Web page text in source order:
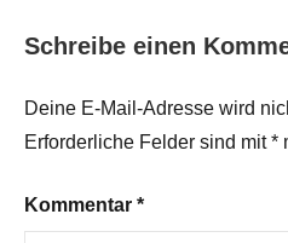
Schreibe einen
Deine E-Mail-Adresse wird
Erforderliche Felder sind mit*
Kommentar *